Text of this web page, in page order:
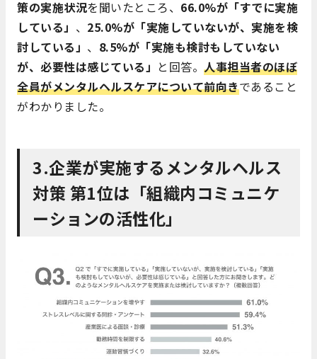
策の実施状況を聞いたところ、 66.0%が「すでに実施
している」 、 25.0%が「実施していないが、実施を検
討している」 、 8.5%が「実施も検討もしていない
が、必要性は感じている」 と回答。 人事担当者のほぼ
全員がメンタルヘルスケアについて前向きであること
がわかりました。
3.企業が実施するメンタルヘルス
対策 第1位は「組織内コミュニケ
ーションの活性化」